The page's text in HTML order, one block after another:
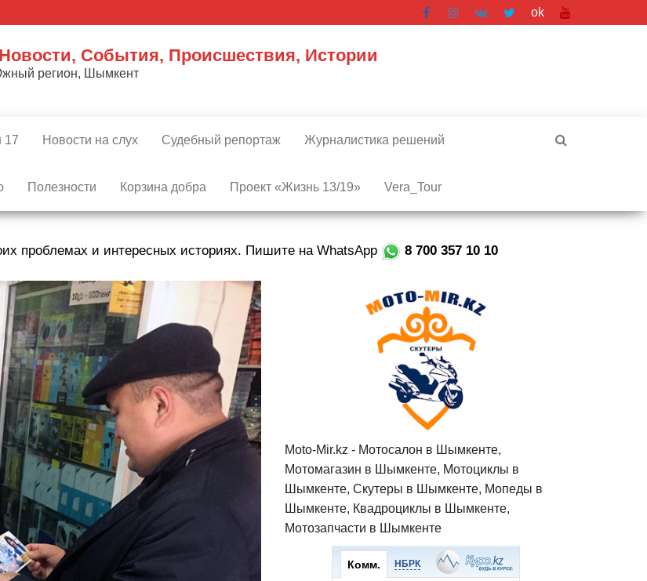
ok
События, Происшествия, Истории
регион, Шымкент
17 Новости на слух Судебный репортаж Журналистика решений
Полезности Корзина добра Проект «Жизнь 13/19» Vera_Tour
проблемах и интересных историях. Пишите на WhatsApp 8 700 357 10 10
Moto-Mir.kz - Мотосалон в Шымкенте,
Мотомагазин в Шымкенте, Мотоциклы в
Шымкенте, Скутеры в Шымкенте, Мопеды в
Шымкенте, Квадроциклы в Шымкенте,
Мотозапчасти в Шымкенте